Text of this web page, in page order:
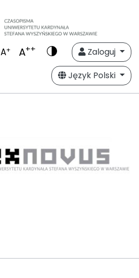
A+ A++
Zaloguj
Język Polski